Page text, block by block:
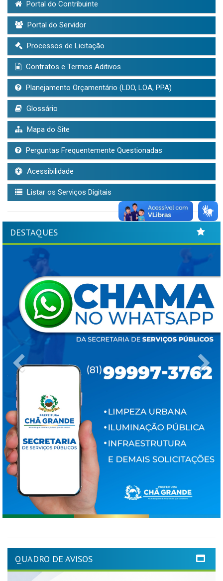
Portal do Contribuinte
Portal do Servidor
Processos de Licitação
Contratos e Termos Aditivos
Planejamento Orçamentário (LDO, LOA, PPA)
Glossário
Mapa do Site
Perguntas Frequentemente Questionadas
Acessibilidade
Listar os Serviços Digitais
DESTAQUES
QUADRO DE AVISOS